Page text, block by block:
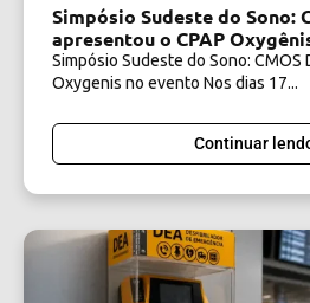
Simpósio Sudeste do Sono:
apresentou o CPAP
Simpósio Sudeste do Sono: CMOS
Oxygenis no evento Nos dias 17...
Continuar